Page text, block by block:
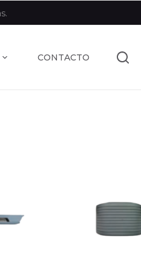
CONTACTO